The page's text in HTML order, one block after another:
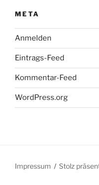
META
Anmelden
Eintrags-Feed
Kommentar-Feed
WordPress.org
Impressum Stolz